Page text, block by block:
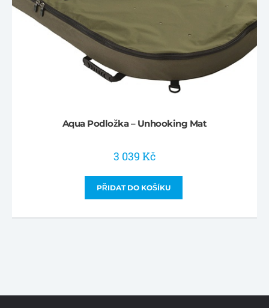
Aqua Podložka – Unhooking Mat
3 039 Kč
PŘIDAT DO KOŠÍKU